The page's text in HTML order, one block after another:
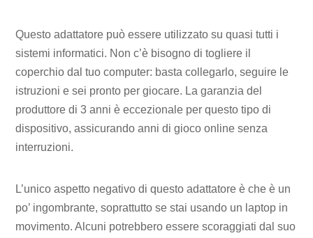
Questo adattatore può essere utilizzato su quasi tutti i
sistemi informatici. Non c’è bisogno di togliere il
coperchio dal tuo computer: basta collegarlo, seguire le
istruzioni e sei pronto per giocare. La garanzia del
produttore di 3 anni è eccezionale per questo tipo di
dispositivo, assicurando anni di gioco online senza
interruzioni.
L’unico aspetto negativo di questo adattatore è che è un
po’ ingombrante, soprattutto se stai usando un laptop in
movimento. Alcuni potrebbero essere scoraggiati dal suo